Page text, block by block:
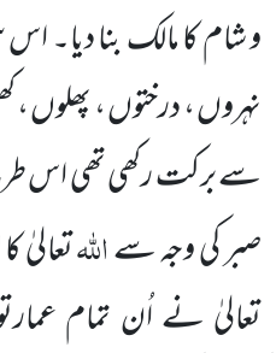
و شام کا مالک بنا دیا۔
نہروں ، درختوں ، پھلوں ،
سے برکت رکھی تھی اس
صبر کی وجہ سےاللہتعالیٰ
تعالیٰ نے اُن تمام